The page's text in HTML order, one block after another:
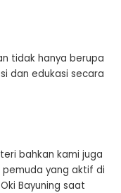
tidak hanya berupa
dan edukasi secara
bahkan kami juga
pemuda yang aktif di
Bayuning saat